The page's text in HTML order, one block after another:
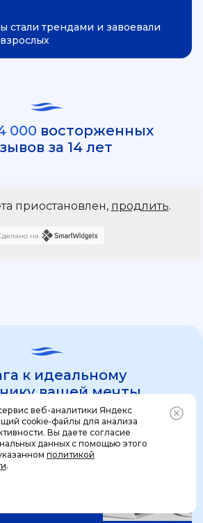
+7 (499) 444-31-53
веб-аналитики Яндекс
cookie-файлы для анализа
Вы даете согласие
данных с помощью этого
политикой
.
трендами и завоевали
000восторженных
за 14 лет
приостановлен, продлить.
на
к идеальному
вашей мечты